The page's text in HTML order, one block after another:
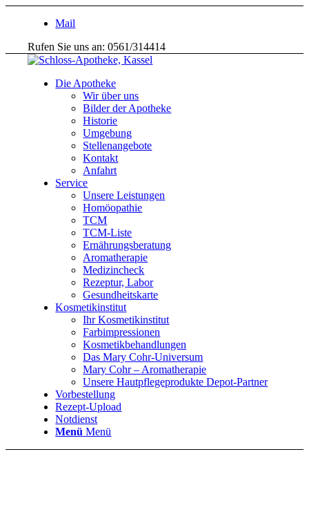
Mail
Rufen Sie uns an: 0561/314414
Die Apotheke
Wir über uns
Bilder der Apotheke
Historie
Umgebung
Stellenangebote
Kontakt
Anfahrt
Service
Unsere Leistungen
Homöopathie
TCM
TCM-Liste
Ernährungsberatung
Aromatherapie
Medizincheck
Rezeptur, Labor
Gesundheitskarte
Kosmetikinstitut
Ihr Kosmetikinstitut
Farbimpressionen
Kosmetikbehandlungen
Das Mary Cohr-Universum
Mary Cohr – Aromatherapie
Unsere Hautpflegeprodukte Depot-Partner
Vorbestellung
Rezept-Upload
Notdienst
Menü Menü